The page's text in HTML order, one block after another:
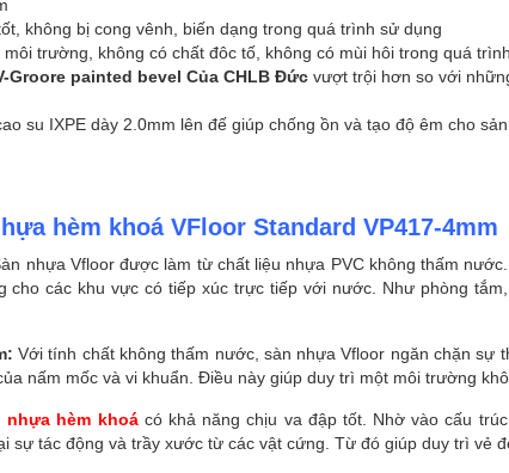
không bị cong vênh, biến dạng trong quá trình sử dụng
trường, không có chất đôc tố, không có mùi hôi trong quá
Groore painted bevel Của CHLB Đức vượt trội hơn so với
su IXPE dày 2.0mm lên đế giúp chống ồn và tạo độ êm cho
hèm khoá VFloor Standard VP417-4mm
nhựa Vfloor được làm từ chất liệu nhựa PVC không thấm
cho các khu vực có tiếp xúc trực tiếp với nước. Như phòng
Với tính chất không thấm nước, sàn nhựa Vfloor ngăn chặn sự
nấm mốc và vi khuẩn. Điều này giúp duy trì một môi trường
nhựa hèm khoácó khả năng chịu va đập tốt. Nhờ vào cấu
sự tác động và trầy xước từ các vật cứng. Từ đó giúp duy trì vẻ